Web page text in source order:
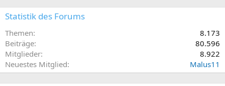
Statistik des Forums
Themen
8.173
Beiträge
80.596
Mitglieder
8.922
Neuestes Mitglied
Malus11